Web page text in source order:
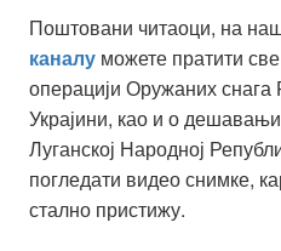
Поштовани читаоци, на
каналу можете пратити
операцији Оружаних снага
Украјини, као и о
Луганској Народној
погледати видео снимке,
стално пристижу.